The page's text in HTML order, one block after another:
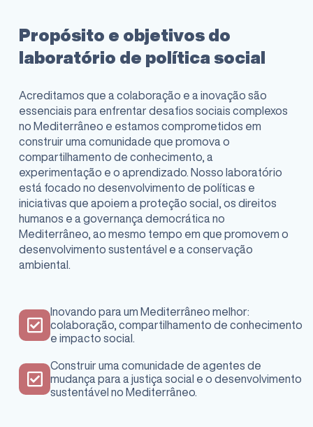
Propósito e objetivos do
laboratório de política social
Acreditamos que a colaboração e a inovação são
essenciais para enfrentar desafios sociais complexos
no Mediterrâneo e estamos comprometidos em
construir uma comunidade que promova o
compartilhamento de conhecimento, a
experimentação e o aprendizado. Nosso laboratório
está focado no desenvolvimento de políticas e
iniciativas que apoiem a proteção social, os direitos
humanos e a governança democrática no
Mediterrâneo, ao mesmo tempo em que promovem o
desenvolvimento sustentável e a conservação
ambiental.
Inovando para um Mediterrâneo melhor:
colaboração, compartilhamento de conhecimento
e impacto social.
Construir uma comunidade de agentes de
mudança para a justiça social e o desenvolvimento
sustentável no Mediterrâneo.